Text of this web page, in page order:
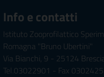
Info e contatti
Istituto Zooprofilattico
Romagna "Bruno Ubertini"
Via Bianchi, 9 - 25124
Tel.03022901 - Fax